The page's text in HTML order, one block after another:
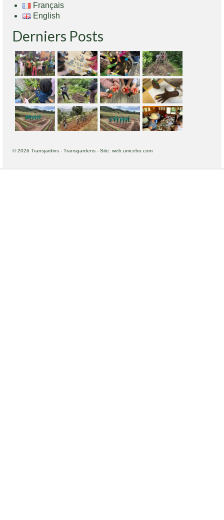
Français
English
Derniers Posts
© 2026 Transjardins - Transgardens - Site: web.umcebo.com